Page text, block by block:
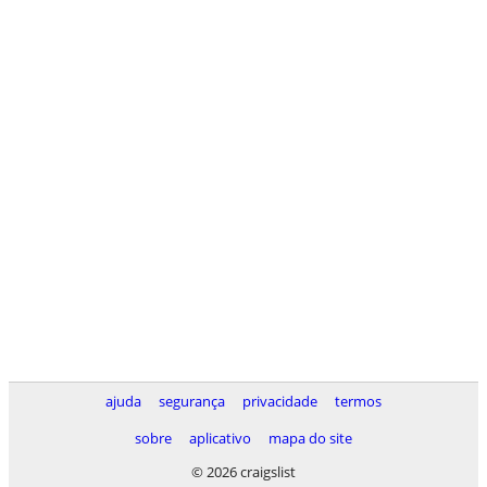
ajuda segurança privacidade
termos
sobre
aplicativo
mapa do site
© 2026 craigslist